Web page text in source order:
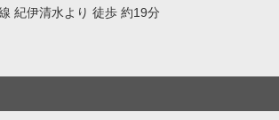
紀伊清水より 徒歩 約19分